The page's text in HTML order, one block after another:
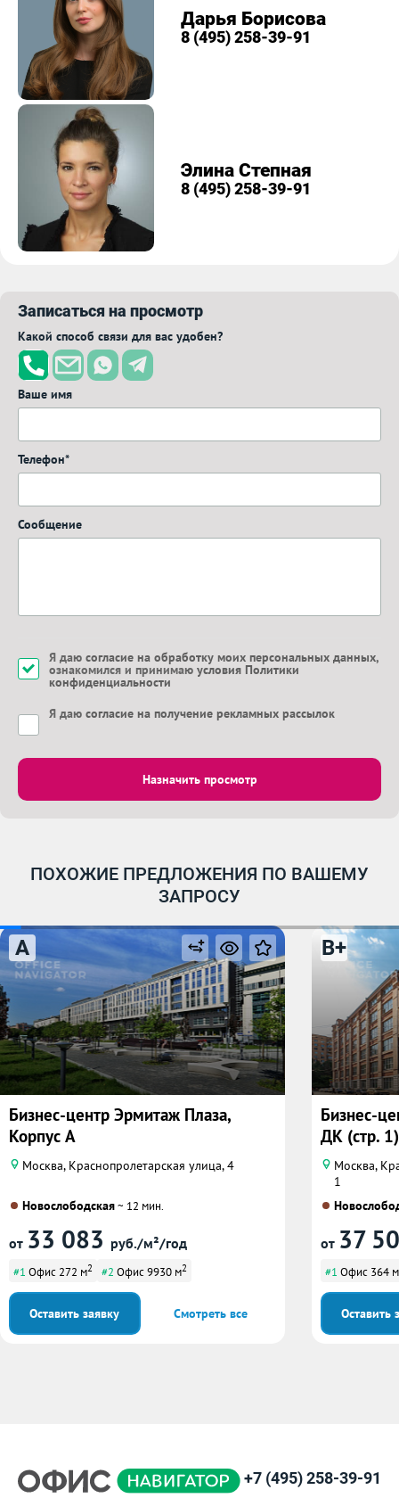
Дарья Борисова
8 (495) 258-39-91
Элина Степная
8 (495) 258-39-91
Записаться на просмотр
Какой способ связи для вас удобен?
Ваше имя
Телефон*
Сообщение
Я даю согласие на обработку моих персональных данных,
ознакомился и принимаю условия Политики
конфиденциальности
Я даю согласие на получение рекламных рассылок
Назначить просмотр
ПОХОЖИЕ ПРЕДЛОЖЕНИЯ ПО ВАШЕМУ
ЗАПРОСУ
A
Бизнес-центр Эрмитаж Плаза,
Корпус А
Москва, Краснопролетарская улица, 4
Новослободская~ 12 мин.
от 33 083 руб./м²/год
#1 Офис 272 м2 #2 Офис 9930 м2
Оставить заявку Смотреть все
B+
Бизнес-
ДК (стр. 1)
Москва,
1
от 37
#1 Офис 364 м
Оставить
+7 (495) 258-39-91